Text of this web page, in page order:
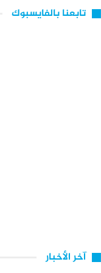
تابعنا بالفايسبوك
آخر الأخبار